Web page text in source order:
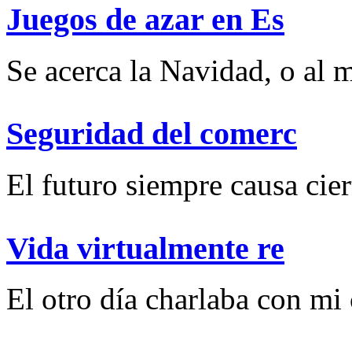
Juegos de azar en Es
Se acerca la Navidad, o al
Seguridad del comerc
El futuro siempre causa
Vida virtualmente re
El otro día charlaba con